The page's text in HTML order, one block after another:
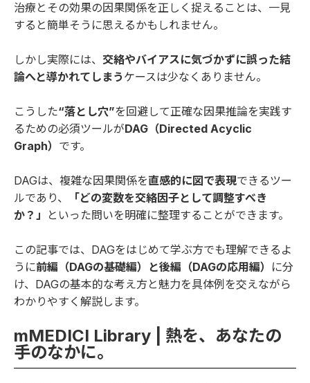
治療とその効果の因果関係を正しく捉えることは、一見
すると簡単そうに思えるかもしれません。
しかし実際には、 交絡やバイアスに気づかずに誤った結
論へと導かれてしまう ケースは少なくありません。
こうした“落とし穴”を回避して正確な因果推論を実践す
るための必須ツールがDAG（Directed Acyclic
Graph） です。
DAGは、複雑な因果関係を直感的に図で表現できるツー
ルであり、
「どの変数を交絡因子として調整すべき
か？」
といった問いを明確に整理することができます。
この記事では、DAGをはじめて学ぶ方でも理解できるよ
うに前編（DAGの基礎編）と後編（DAGの応用編） に分
け、DAGの基本的な考え方と魅力を具体例を交えながら
わかりやすく解説します。
mMEDICI Library | 熱を、あなたの
手のなかに。